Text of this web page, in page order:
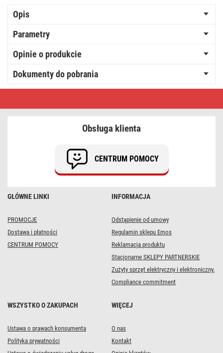
Opis
Parametry
Opinie o produkcie
Dokumenty do pobrania
natynkowy
GŁÓWNE LINKI
PROMOCJE
Dostawa i płatności
CENTRUM POMOCY
INFORMACJA
Odstąpienie od umowy
Regulamin sklepu Emos
Reklamacja produktu
Stacjonarne SKLEPY PARTNERSKIE
Zużyty sprzęt elektryczny i elektroniczny.
Compliance commitment
WSZYSTKO O ZAKUPACH
Ustawa o prawach konsumenta
Polityka prywatności
WIĘCEJ
O nas
Kontakt
Obsługa klienta
CENTRUM POMOCY